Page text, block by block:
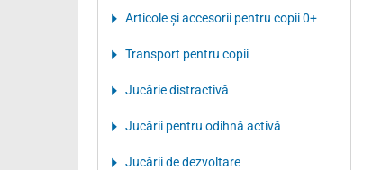
Articole şi accesorii pentru copii 0+
Transport pentru copii
Jucărie distractivă
Jucării pentru odihnă activă
Jucării de dezvoltare